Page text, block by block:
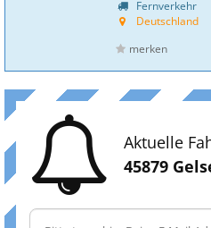
Fernverkehr
Deutschland
merken
Aktuelle
45879